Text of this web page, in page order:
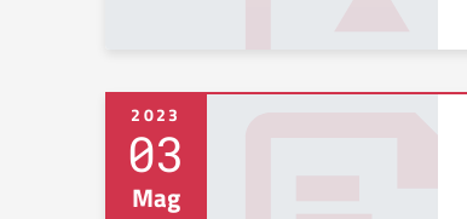
2023
03
Mag